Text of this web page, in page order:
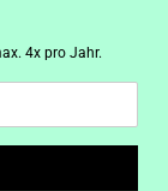
4x pro Jahr.